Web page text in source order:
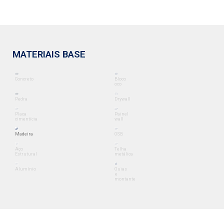
MATERIAIS BASE
Concreto
Bloco
oco
Pedra Drywall
Placa
cimentícia
Painel
wall
Madeira OSB
Aço
Estrutural
Telha
metálica
Alumínio
Guias
e
montante